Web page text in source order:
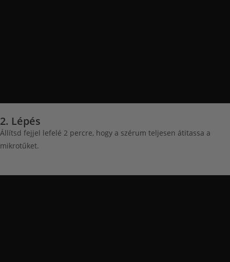
2. Lépés
Állítsd fejjel lefelé 2 percre, hogy a szérum teljesen átitassa a
mikrotűket.